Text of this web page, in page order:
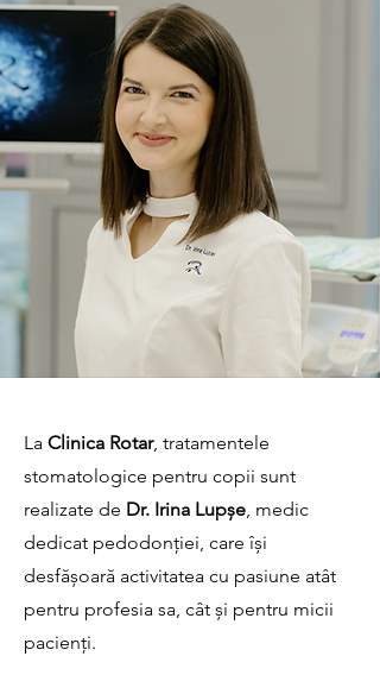
La Clinica Rotar, tratamentele
stomatologice pentru copii sunt
realizate de Dr. Irina Lupșe, medic
dedicat pedodonției, care își
desfășoară activitatea cu pasiune atât
pentru profesia sa, cât și pentru micii
pacienți.